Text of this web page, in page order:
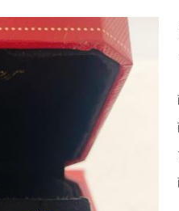
中のご注文でお得な割引をご利
バッグ最新モデルが登場。上質